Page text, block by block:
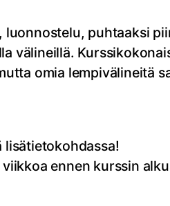
puhtaaksi
välineillä.
omia lempivälineitä
ennen kurssin